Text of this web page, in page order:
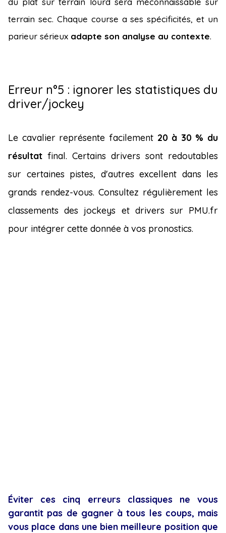
terrain sec. Chaque course a ses spécificités, et un
parieur sérieux adapte son analyse au contexte.
Erreur n°5 : ignorer les statistiques du
driver/jockey
Le cavalier représente facilement 20 à 30 % du
résultat final. Certains drivers sont redoutables
sur certaines pistes, d'autres excellent dans les
grands rendez-vous. Consultez régulièrement les
classements des jockeys et drivers sur PMU.fr
pour intégrer cette donnée à vos pronostics.
Éviter ces cinq erreurs classiques ne vous
garantit pas de gagner à tous les coups, mais
vous place dans une bien meilleure position que